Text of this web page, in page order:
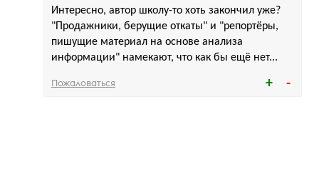
Интересно, автор школу-то хоть закончил уже?
"Продажники, берущие откаты" и "репортёры,
пишущие материал на основе анализа
информации" намекают, что как бы ещё нет...
Пожаловаться